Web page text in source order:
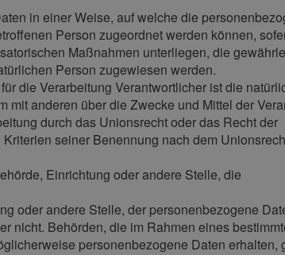
in einer Weise, auf welche die
Person zugeordnet werden können,
Maßnahmen unterliegen, die
Person zugewiesen werden.
die Verarbeitung Verantwortlicher ist die
anderen über die Zwecke und Mittel der
durch das Unionsrecht oder das Recht der
seiner Benennung nach dem
Einrichtung oder andere Stelle, die
oder andere Stelle, der personenbezogene
nicht. Behörden, die im Rahmen eines
personenbezogene Daten erhalten,